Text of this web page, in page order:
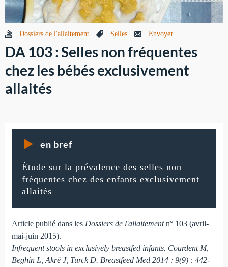
Dossiers de l'allaitement Selles Envoyer
DA 103 : Selles non fréquentes
chez les bébés exclusivement
allaités
en bref
Étude sur la prévalence des selles non
fréquentes chez des enfants exclusivement
allaités
Article publié dans les Dossiers de l'allaitementn° 103 (avril-
mai-juin 2015).
Infrequent stools in exclusively breastfed infants. Courdent M,
Beghin L, Akré J, Turck D. Breastfeed Med 2014 ; 9(9) : 442-